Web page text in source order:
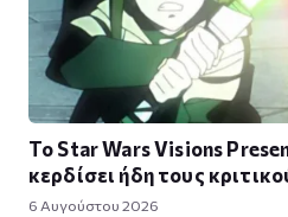
Το Star Wars Visions
κερδίσει ήδη τους
6 Αυγούστου 2026